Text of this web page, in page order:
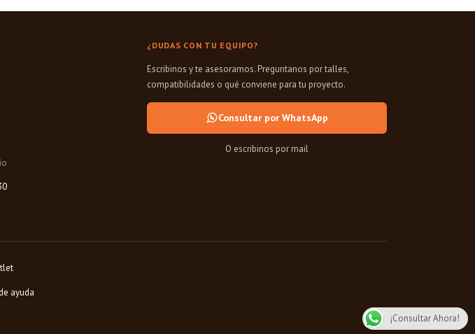
¿DUDAS CON TU EQUIPO?
Escribinos y te asesoramos. Preguntanos por talles,
compatibilidades o qué conviene para tu proyecto.
Consultar por WhatsApp
O escribinos por mail
ayuda
¡Consultar Ahora!